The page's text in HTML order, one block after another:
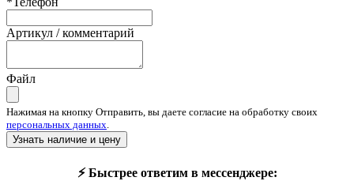
Артикул / комментарий
Файл
Нажимая на кнопку Отправить, вы даете согласие на обработку своих
персональных данных.
Узнать наличие и цену
⚡ Быстрее ответим в мессенджере: